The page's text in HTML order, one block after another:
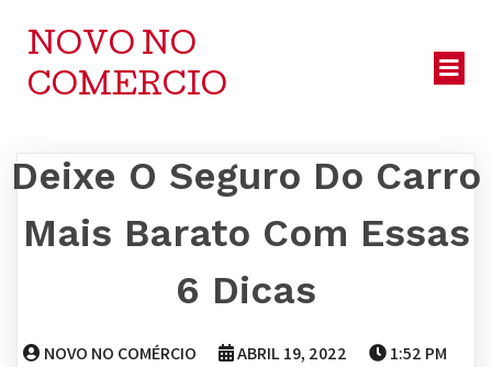
NOVO NO
COMERCIO
Deixe O Seguro Do Carro
Mais Barato Com Essas
6 Dicas
NOVO NO COMÉRCIO ABRIL 19, 2022 1:52 PM